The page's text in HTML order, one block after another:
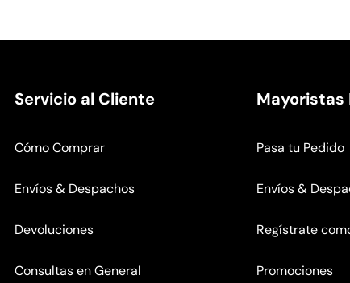
Servicio al Cliente
Cómo Comprar
Envíos & Despachos
Devoluciones
Consultas en General
Mayoristas
Pasa tu Pedido
Envíos &
Regístrate
Promociones